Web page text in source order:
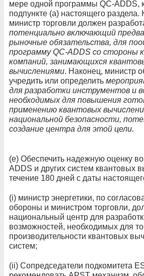
мере одной программы QC-ADDS,
подпункте (а) настоящего раздела.
министр торговли должен
потенциально включающий
рыночные обязательства, для
программу QC-ADDS со стороны
компаний, занимающихся
вычислениями. Наконец, министр
учредить или определить
для разработки инструментов и
необходимых для повышения
применению квантовых
национальной безопасности,
создание центра для этой цели.
(e) Обеспечить надежную оценку
ADDS и других систем квантовых
течение 180 дней с даты
(i) министр энергетики, по
обороны и министром торговли,
национальный центр для
возможностей, необходимых для
производительности квантовых
систем;
(ii) Сопредседатели подкомитета